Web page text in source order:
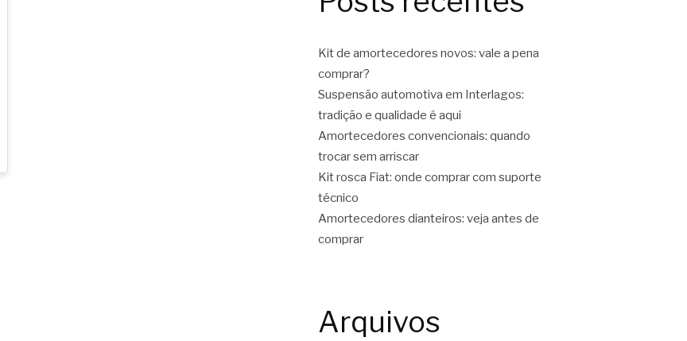
Kit de amortecedores novos: vale a pena
comprar?
Suspensão automotiva em Interlagos:
tradição e qualidade é aqui
Amortecedores convencionais: quando
trocar sem arriscar
Kit rosca Fiat: onde comprar com suporte
técnico
Amortecedores dianteiros: veja antes de
comprar
Arquivos